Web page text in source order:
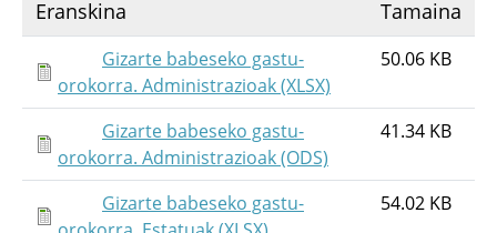
Eranskina Tamaina
Gizarte babeseko gastu-
orokorra. Administrazioak (XLSX)
50.06 KB
Gizarte babeseko gastu-
orokorra. Administrazioak (ODS)
41.34 KB
Gizarte babeseko gastu-
54.02 KB